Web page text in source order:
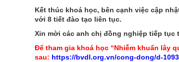
Kết thúc khoá học, bên cạnh việc cập
với 8 tiết đào tạo liên tục.
Xin mời các anh chị đồng nghiệp tiếp tục
Để tham gia khoá học “Nhiễm khuẩn lây
sau: https://bvdl.org.vn/cong-dong/d-